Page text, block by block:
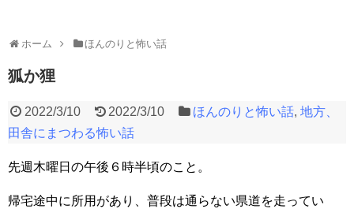
ホーム ほんのりと怖い話
狐か狸
2022/3/10 2022/3/10 ほんのりと怖い話,地方、
田舎にまつわる怖い話
先週木曜日の午後６時半頃のこと。
帰宅途中に所用があり、普段は通らない県道を走ってい